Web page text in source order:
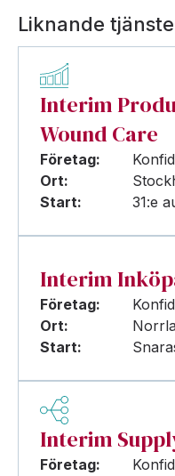
Liknande
Interim
Wound Care
Företag:
Ort:
Start:
31:e
Interim
Företag:
Ort:
Start:
Interim
Företag: